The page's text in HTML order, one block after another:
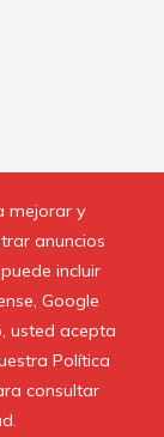
mejorar y
anuncios
incluir
Google
usted acepta
Política
consultar